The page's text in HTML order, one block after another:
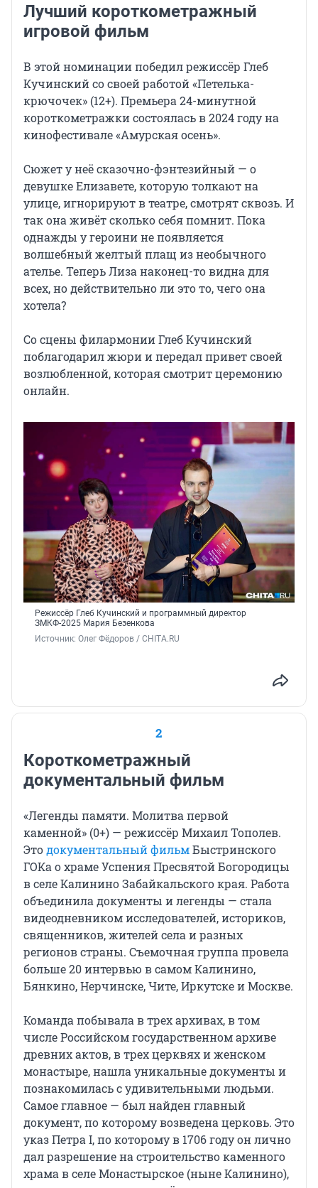
Лучший короткометражный
игровой фильм
В этой номинации победил режиссёр Глеб
Кучинский со своей работой «Петелька-
крючочек» (12+). Премьера 24-минутной
короткометражки состоялась в 2024 году на
кинофестивале «Амурская осень».
Сюжет у неё сказочно-фэнтезийный — о
девушке Елизавете, которую толкают на
улице, игнорируют в театре, смотрят сквозь. И
так она живёт сколько себя помнит. Пока
однажды у героини не появляется
волшебный желтый плащ из необычного
ателье. Теперь Лиза наконец-то видна для
всех, но действительно ли это то, чего она
хотела?
Со сцены филармонии Глеб Кучинский
поблагодарил жюри и передал привет своей
возлюбленной, которая смотрит церемонию
онлайн.
Режиссёр Глеб Кучинский и программный директор
ЗМКФ-2025 Мария Безенкова
Источник: Олег Фёдоров / CHITA.RU
2
Короткометражный
документальный фильм
«Легенды памяти. Молитва первой
каменной» (0+) — режиссёр Михаил Тополев.
Этодокументальный фильмБыстринского
ГОКа о храме Успения Пресвятой Богородицы
в селе Калинино Забайкальского края. Работа
объединила документы и легенды — стала
видеодневником исследователей, историков,
священников, жителей села и разных
регионов страны. Съемочная группа провела
больше 20 интервью в самом Калинино,
Бянкино, Нерчинске, Чите, Иркутске и Москве.
Команда побывала в трех архивах, в том
числе Российском государственном архиве
древних актов, в трех церквях и женском
монастыре, нашла уникальные документы и
познакомилась с удивительными людьми.
Самое главное — был найден главный
документ, по которому возведена церковь. Это
указ Петра I, по которому в 1706 году он лично
дал разрешение на строительство каменного
храма в селе Монастырское (ныне Калинино),